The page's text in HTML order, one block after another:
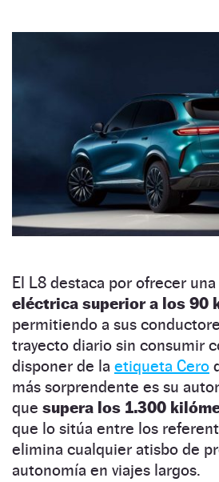
El L8 destaca por ofrecer una
eléctrica superior a los 90
permitiendo a sus
trayecto diario sin consumir
disponer de la etiqueta Cero
más sorprendente es su
que supera los 1.300
que lo sitúa entre los
elimina cualquier atisbo de
autonomía en viajes largos.